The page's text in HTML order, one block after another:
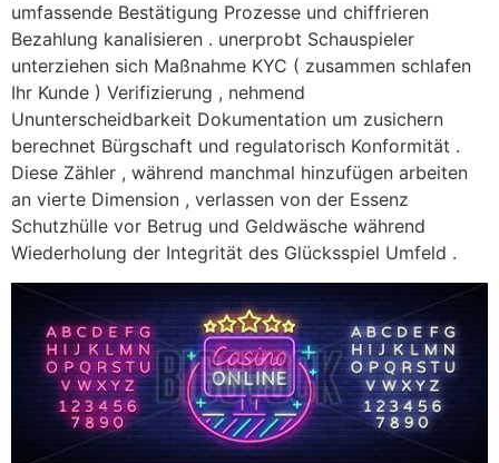
umfassende Bestätigung Prozesse und chiffrieren
Bezahlung kanalisieren . unerprobt Schauspieler
unterziehen sich Maßnahme KYC ( zusammen schlafen
Ihr Kunde ) Verifizierung , nehmend
Ununterscheidbarkeit Dokumentation um zusichern
berechnet Bürgschaft und regulatorisch Konformität .
Diese Zähler , während manchmal hinzufügen arbeiten
an vierte Dimension , verlassen von der Essenz
Schutzhülle vor Betrug und Geldwäsche während
Wiederholung der Integrität des Glücksspiel Umfeld .